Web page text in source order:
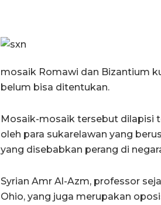
mosaik Romawi dan Bizantium
belum bisa ditentukan.
Mosaik-mosaik tersebut dilapisi
oleh para sukarelawan yang
yang disebabkan perang di
Syrian Amr Al-Azm, professor
Ohio, yang juga merupakan